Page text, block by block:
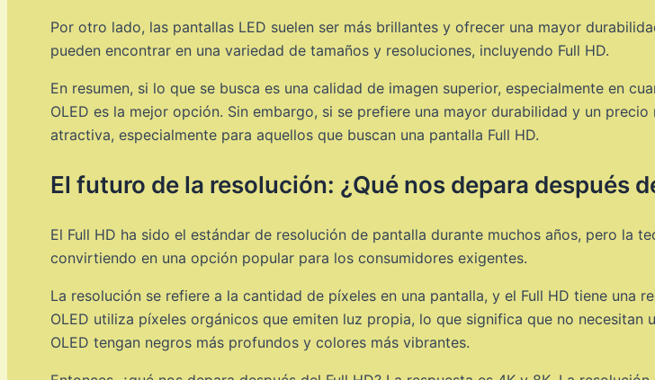
Por otro lado, las pantallas LED suelen ser más brillantes y ofrecer una mayor
pueden encontrar en una variedad de tamaños y resoluciones, incluyendo Full HD.
En resumen, si lo que se busca es una calidad de imagen superior, especialmente en
OLED es la mejor opción. Sin embargo, si se prefiere una mayor durabilidad y un
atractiva, especialmente para aquellos que buscan una pantalla Full HD.
El futuro de la resolución: ¿Qué nos depara después
El Full HD ha sido el estándar de resolución de pantalla durante muchos años, pero la
convirtiendo en una opción popular para los consumidores exigentes.
La resolución se refiere a la cantidad de píxeles en una pantalla, y el Full HD tiene una
OLED utiliza píxeles orgánicos que emiten luz propia, lo que significa que no
OLED tengan negros más profundos y colores más vibrantes.